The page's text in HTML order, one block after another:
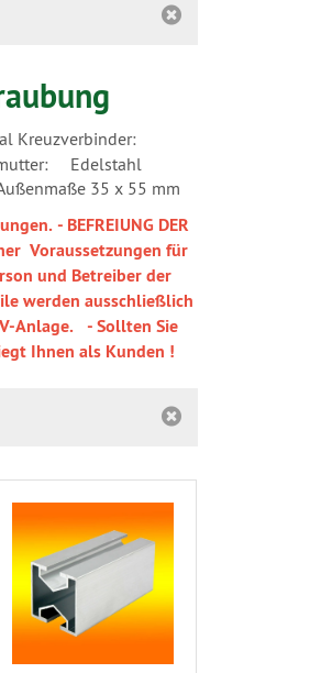
Kreuzverbinder:
Edelstahl
35 x 55 mm
- BEFREIUNG DER
Voraussetzungen für
und Betreiber der
werden ausschließlich
Anlage. - Sollten Sie
Ihnen als Kunden !